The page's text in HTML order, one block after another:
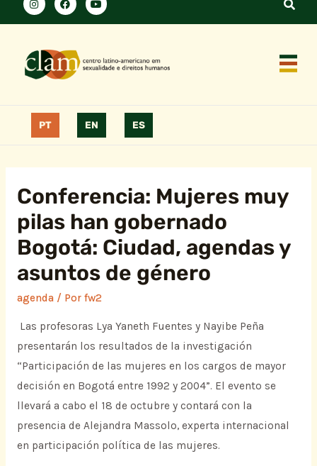
PT EN ES
Conferencia: Mujeres muy
pilas han gobernado
Bogotá: Ciudad, agendas y
asuntos de género
agenda/ Por fw2
Las profesoras Lya Yaneth Fuentes y Nayibe Peña
presentarán los resultados de la investigación
“Participación de las mujeres en los cargos de mayor
decisión en Bogotá entre 1992 y 2004”. El evento se
llevará a cabo el 18 de octubre y contará con la
presencia de Alejandra Massolo, experta internacional
en participación política de las mujeres.